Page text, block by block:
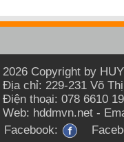
2026 Copyright by
Địa chỉ: 229-231 Võ
Điện thoại: 078 6610
Web: hddmvn.net -
Facebook: